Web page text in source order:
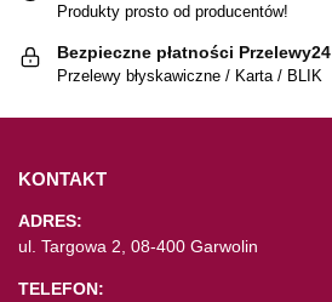
Produkty prosto od producentów!
Bezpieczne płatności Przelewy24
Przelewy błyskawiczne / Karta / BLIK
KONTAKT
ADRES:
ul. Targowa 2, 08-400 Garwolin
TELEFON: